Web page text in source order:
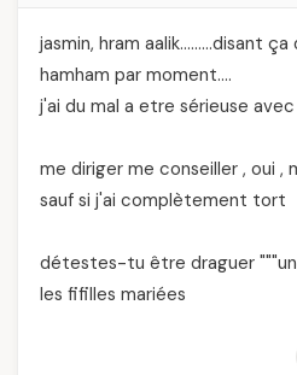
jasmin, hram aalik………disant
hamham par moment….
j'ai du mal a etre sérieuse
me diriger me conseiller , oui ,
sauf si j'ai complètement tort
détestes-tu être draguer
les fifilles mariées